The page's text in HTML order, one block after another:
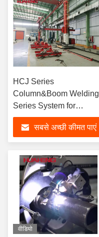
HCJ Series
Column&Boom Welding
Series System for
Circumstance Seam
Weldingसबसे अच्छी कीमत पाएं
वीडियो